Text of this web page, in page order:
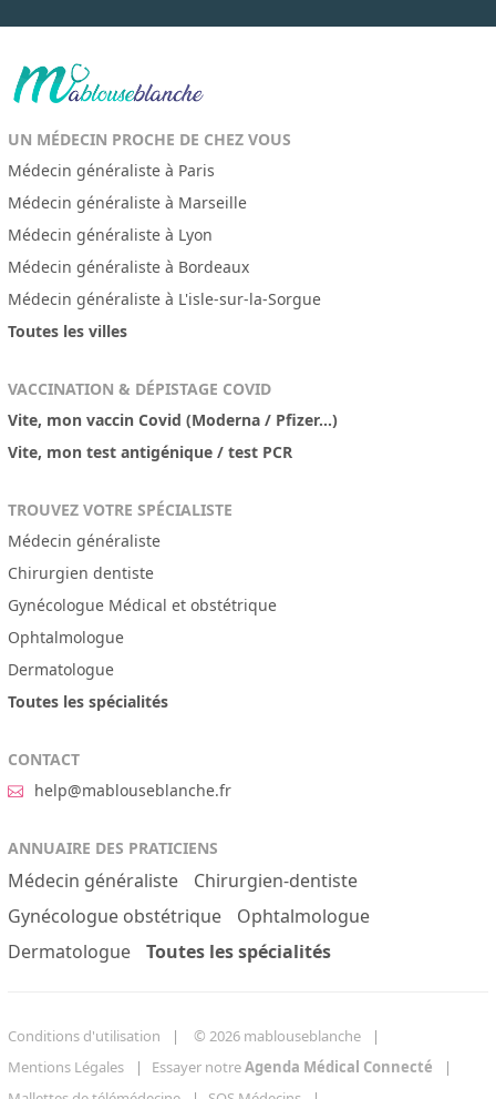
UN MÉDECIN PROCHE DE CHEZ VOUS
Médecin généraliste à Paris
Médecin généraliste à Marseille
Médecin généraliste à Lyon
Médecin généraliste à Bordeaux
Médecin généraliste à L'isle-sur-la-Sorgue
Toutes les villes
VACCINATION & DÉPISTAGE COVID
Vite, mon vaccin Covid (Moderna / Pfizer...)
Vite, mon test antigénique / test PCR
TROUVEZ VOTRE SPÉCIALISTE
Médecin généraliste
Chirurgien dentiste
Gynécologue Médical et obstétrique
Ophtalmologue
Dermatologue
Toutes les spécialités
CONTACT
help@mablouseblanche.fr
ANNUAIRE DES PRATICIENS
Médecin généraliste
Chirurgien-dentiste
Gynécologue obstétrique
Ophtalmologue
Dermatologue
Toutes les spécialités
Conditions d'utilisation
© 2026 mablouseblanche
Mentions Légales
Essayer notreAgenda Médical Connecté